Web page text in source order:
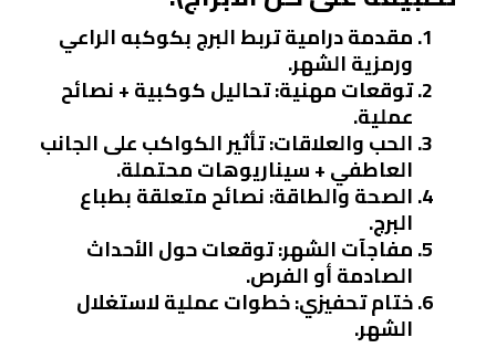
مقدمة دراميةتربط البرج بكوكبه الراعي
ورمزية الشهر.
توقعات مهنية: تحاليل كوكبية + نصائح
عملية.
الحب والعلاقات: تأثير الكواكب على الجانب
العاطفي + سيناريوهات محتملة.
الصحة والطاقة: نصائح متعلقة بطباع
البرج.
مفاجآت الشهر: توقعات حول الأحداث
الصادمة أو الفرص.
ختام تحفيزي: خطوات عملية لاستغلال
الشهر.